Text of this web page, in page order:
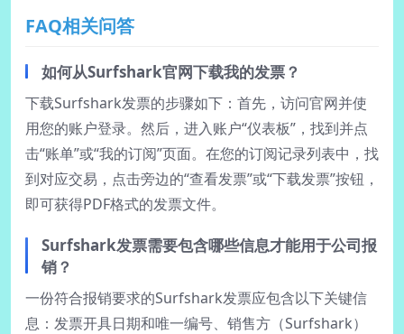
FAQ相关问答
如何从Surfshark官网下载我的发票？
下载Surfshark发票的步骤如下：首先，访问官网并使
用您的账户登录。然后，进入账户“仪表板”，找到并点
击“账单”或“我的订阅”页面。在您的订阅记录列表中，找
到对应交易，点击旁边的“查看发票”或“下载发票”按钮，
即可获得PDF格式的发票文件。
Surfshark发票需要包含哪些信息才能用于公司报
销？
一份符合报销要求的Surfshark发票应包含以下关键信
息：发票开具日期和唯一编号、销售方（Surfshark）